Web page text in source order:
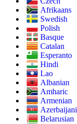
Afrikaans
Swedish
Polish
Basque
Catalan
Esperanto
Hindi
Lao
Albanian
Amharic
Armenian
Azerbaijani
Belarusian